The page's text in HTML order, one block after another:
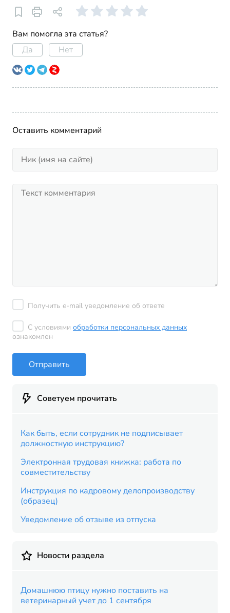
Вам помогла эта статья?
Да
Нет
Оставить комментарий
Получить e-mail уведомление об ответе
С условиями обработки персональных данных
ознакомлен
Отправить
Советуем прочитать
Как быть, если сотрудник не подписывает
должностную инструкцию?
Электронная трудовая книжка: работа по
совместительству
Инструкция по кадровому делопроизводству
(образец)
Уведомление об отзыве из отпуска
Новости раздела
Домашнюю птицу нужно поставить на
ветеринарный учет до 1 сентября